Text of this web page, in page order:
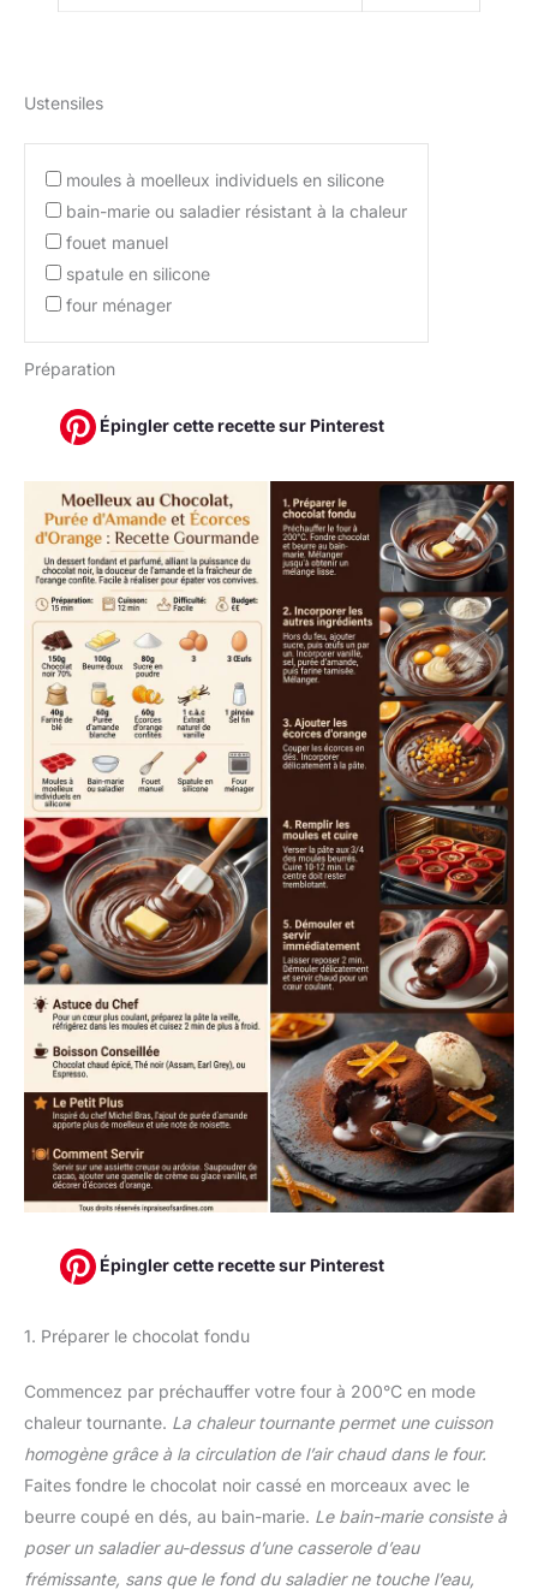
Ustensiles
moules à moelleux individuels en silicone
bain-marie ou saladier résistant à la chaleur
fouet manuel
spatule en silicone
four ménager
Préparation
Épingler cette recette sur Pinterest
Épingler cette recette sur Pinterest
1. Préparer le chocolat fondu
Commencez par préchauffer votre four à 200°C en mode
chaleur tournante. La chaleur tournante permet une cuisson
homogène grâce à la circulation de l’air chaud dans le four.
Faites fondre le chocolat noir cassé en morceaux avec le
beurre coupé en dés, au bain-marie. Le bain-marie consiste à
poser un saladier au-dessus d’une casserole d’eau
frémissante, sans que le fond du saladier ne touche l’eau,